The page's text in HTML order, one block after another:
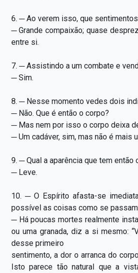
6. ─ Ao verem isso, que
─ Grande compaixão; quase
entre si.
7. ─ Assistindo a um combate e
─ Sim.
8. ─ Nesse momento vedes dois
─ Não. Que é então o corpo?
─ Mas nem por isso o corpo deixa
─ Um cadáver, sim, mas não é mais
9. ─ Qual a aparência que tem então
─ Leve.
10. ─ O Espírito afasta-se
possível as coisas como se
─ Há poucas mortes realmente
ou uma granada, diz a si mesmo:
desse primeiro
sentimento, a dor o arranca do
Isto parece tão natural que a